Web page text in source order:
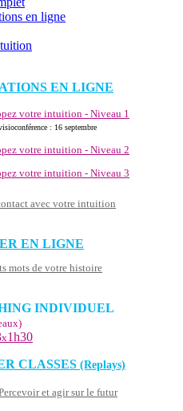
en ligne
EN LIGNE
votre intuition - Niveau 1
: 16 septembre
votre intuition - Niveau 2
votre intuition - Niveau 3
avec votre intuition
EN LIGNE
mots de votre histoire
INDIVIDUEL
x1h30
CLASSES (Replays)
et agir sur le futur